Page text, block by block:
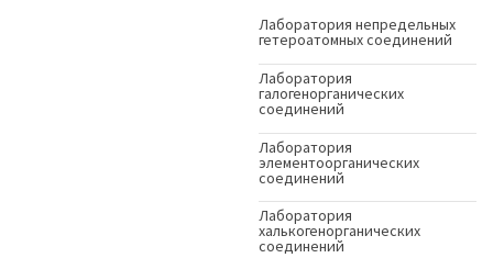
Лаборатория непредельных
гетероатомных соединений
Лаборатория
галогенорганических
соединений
Лаборатория
элементоорганических
соединений
Лаборатория
халькогенорганических
соединений